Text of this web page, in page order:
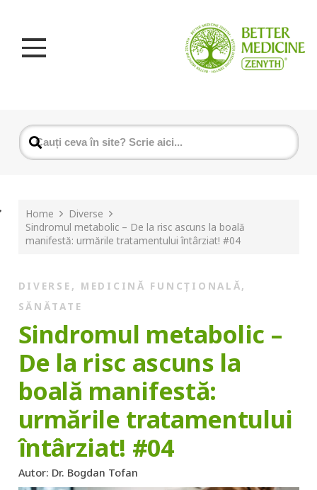
Home
Diverse
Sindromul metabolic – De la risc ascuns la boală
manifestă: urmările tratamentului întârziat! #04
DIVERSE , MEDICINĂ FUNCȚIONALĂ,
SĂNĂTATE
Sindromul metabolic –
De la risc ascuns la
boală manifestă:
urmările tratamentului
întârziat! #04
Autor: Dr. Bogdan Tofan